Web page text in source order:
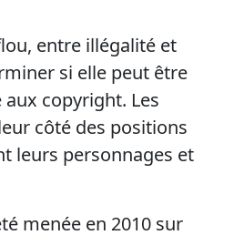
entre illégalité et
si elle peut être
copyright. Les
côté des positions
leurs personnages et
menée en 2010 sur